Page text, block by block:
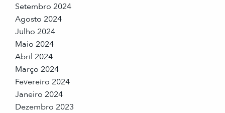
Setembro 2024
Agosto 2024
Julho 2024
Maio 2024
Abril 2024
Março 2024
Fevereiro 2024
Janeiro 2024
Dezembro 2023